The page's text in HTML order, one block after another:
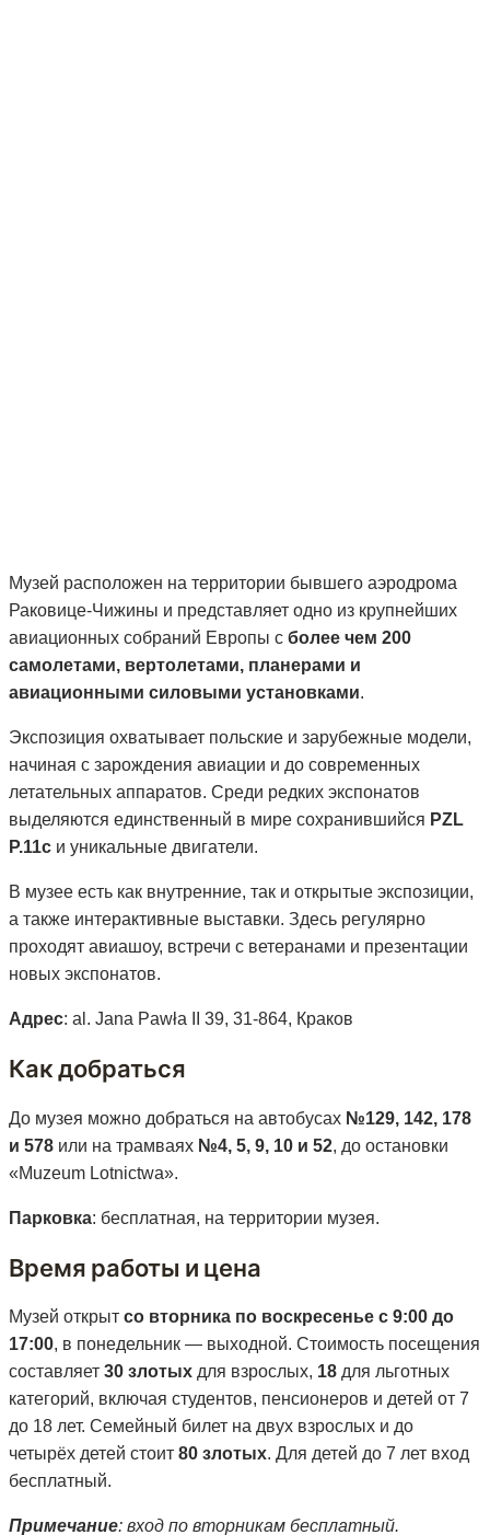
Музей расположен на территории бывшего аэродрома
Раковице-Чижины и представляет одно из крупнейших
авиационных собраний Европы с более чем 200
самолетами, вертолетами, планерами и
авиационными силовыми установками.
Экспозиция охватывает польские и зарубежные модели,
начиная с зарождения авиации и до современных
летательных аппаратов. Среди редких экспонатов
выделяются единственный в мире сохранившийся PZL
P.11c и уникальные двигатели.
В музее есть как внутренние, так и открытые экспозиции,
а также интерактивные выставки. Здесь регулярно
проходят авиашоу, встречи с ветеранами и презентации
новых экспонатов.
Адрес: al. Jana Pawła II 39, 31-864, Краков
Как добраться
До музея можно добраться на автобусах №129, 142, 178
и 578 или на трамваях №4, 5, 9, 10 и 52, до остановки
«Muzeum Lotnictwa».
Парковка: бесплатная, на территории музея.
Время работы и цена
Музей открыт со вторника по воскресенье с 9:00 до
17:00, в понедельник — выходной. Стоимость посещения
составляет 30 злотых для взрослых, 18 для льготных
категорий, включая студентов, пенсионеров и детей от 7
до 18 лет. Семейный билет на двух взрослых и до
четырёх детей стоит 80 злотых. Для детей до 7 лет вход
бесплатный.
Примечание: вход по вторникам бесплатный.